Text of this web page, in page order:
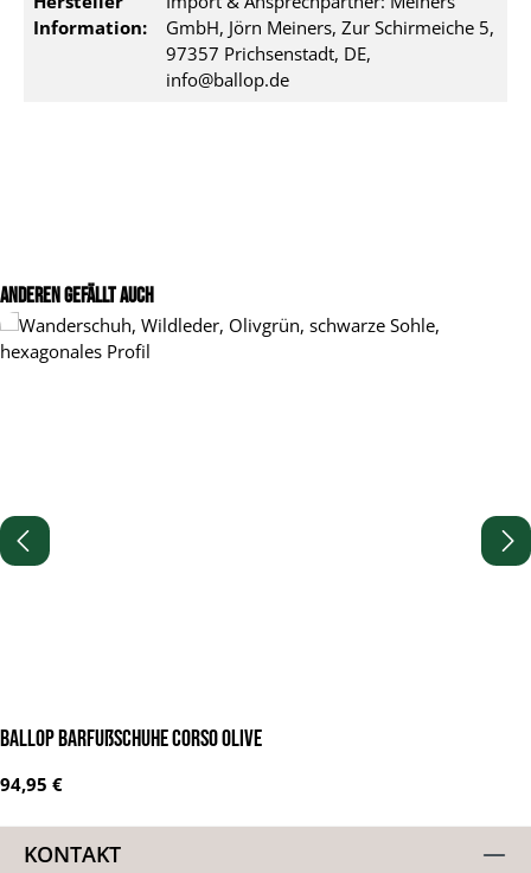
Information:
GmbH, Jörn Meiners, Zur Schirmeiche 5,
97357 Prichsenstadt, DE,
info@ballop.de
Produktgalerie überspringen
Anderen gefällt auch
BALLOP Barfußschuhe Corso olive
Regulärer Preis:
94,95 €
KONTAKT